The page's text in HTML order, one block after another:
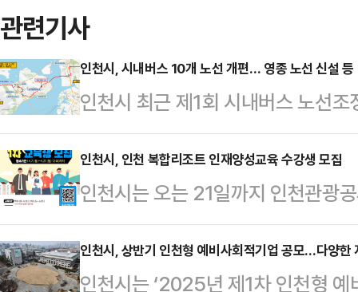
관련기사
인천시, 시내버스 10개 노선 개편… 영종 노선 신설 등
인천시 최근 제1회 시내버스 노선
정했다고 8일 밝혔다. 이번 노선 조
시행된다.노선 신설은 오는 10월부
서구 3개 노선 등이다.또 이달 말
이다.이번 노선 조정은 최근 열린
원회는 시민단체, 시의원, 교통전문
인천시, 인천 복합리조트 인재양성교육 수강생 모집
인천시는 오는 21일까지 인천관광
‘2025 인천복합리조트 인재양성교
강생을 모집한다고 7일 밝혔다.이
험이 풍부한 GKL과 지역 관광사업
인천시, 상반기 인천형 예비사회적기업 공모…다양한
인천시는 ‘2025년 제1차 인천형 예